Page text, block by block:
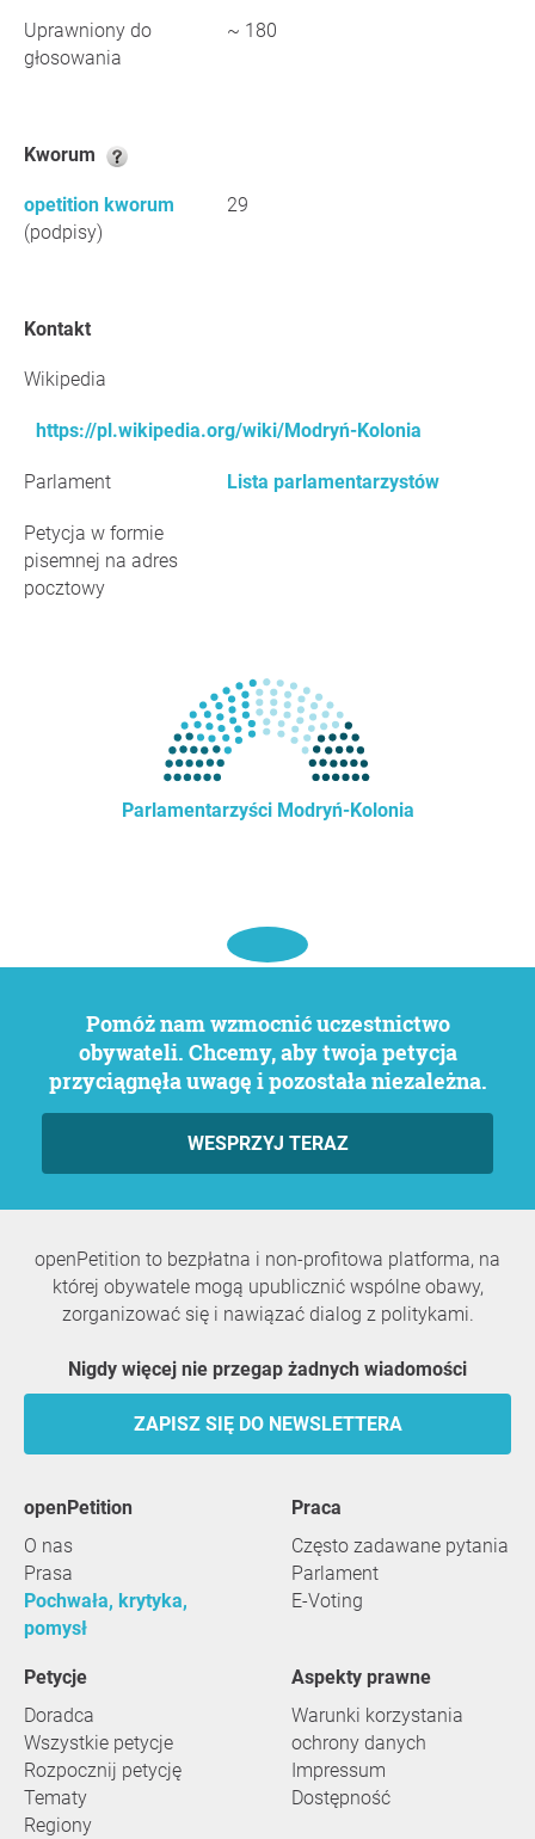
Uprawniony do
głosowania
~ 180
Kworum
opetition kworum
(podpisy)
29
Kontakt
Wikipedia
https://pl.wikipedia.org/wiki/Modryń-Kolonia
Parlament Lista parlamentarzystów
Petycja w formie
pisemnej na adres
pocztowy
Parlamentarzyści Modryń-Kolonia
Pomóż nam wzmocnić uczestnictwo
obywateli. Chcemy, aby twoja petycja
przyciągnęła uwagę i pozostała niezależna.
WESPRZYJ TERAZ
openPetition to bezpłatna i non-profitowa platforma, na
której obywatele mogą upublicznić wspólne obawy,
zorganizować się i nawiązać dialog z politykami.
Nigdy więcej nie przegap żadnych wiadomości
ZAPISZ SIĘ DO NEWSLETTERA
openPetition
O nas
Prasa
Pochwała, krytyka,
pomysł
praca
Często zadawane pytania
Parlament
E-Voting
Petycje
Doradca
Wszystkie petycje
Rozpocznij petycję
Tematy
Regiony
Aspekty prawne
Warunki korzystania
ochrony danych
Impressum
Dostępność